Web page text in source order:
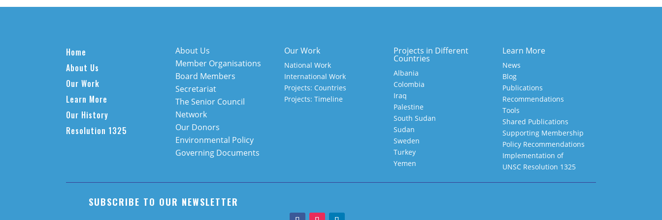
Home
About Us
Our Work
Learn More
Our History
Resolution 1325
About Us
Member Organisations
Board Members
Secretariat
The Senior Council
Network
Our Donors
Environmental Policy
Governing Documents
Our Work
National Work
International Work
Projects: Countries
Projects: Timeline
Projects in Different
Countries
Albania
Colombia
Iraq
Palestine
South Sudan
Sudan
Sweden
Turkey
Yemen
Learn More
News
Blog
Publications
Recommendations
Tools
Shared Publications
Supporting Membership
Policy Recommendations
Implementation of
UNSC Resolution 1325
SUBSCRIBE TO OUR NEWSLETTER